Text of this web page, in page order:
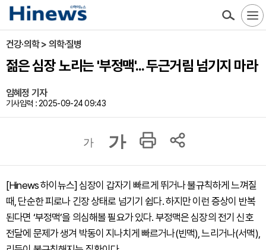
건강·의학 > 의학·질병
젊은 심장 노리는 '부정맥'... 두근거림 넘기지 마라
임혜정 기자
기사입력 : 2025-09-24 09:43
가 가
[Hinews 하이뉴스] 심장이 갑자기 빠르게 뛰거나 불규칙하게 느껴질
때, 단순한 피로나 긴장 상태로 넘기기 쉽다. 하지만 이런 증상이 반복
된다면 ‘부정맥’을 의심해볼 필요가 있다. 부정맥은 심장의 전기 신호
전달에 문제가 생겨 박동이 지나치게 빠르거나(빈맥), 느리거나(서맥),